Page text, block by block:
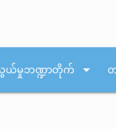
ယ်မှုဘဏ္ဍာတိုက် arrow_drop_down တ